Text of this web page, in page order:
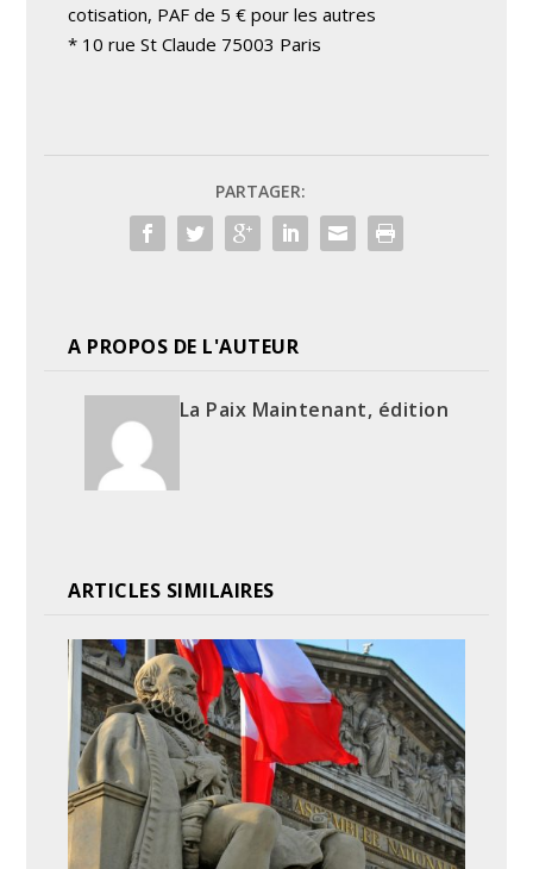
cotisation, PAF de 5 € pour les autres
* 10 rue St Claude 75003 Paris
PARTAGER:
A PROPOS DE L'AUTEUR
La Paix Maintenant, édition
ARTICLES SIMILAIRES